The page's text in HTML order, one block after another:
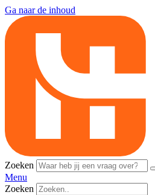
Ga naar de inhoud
Zoeken
Menu
Zoeken